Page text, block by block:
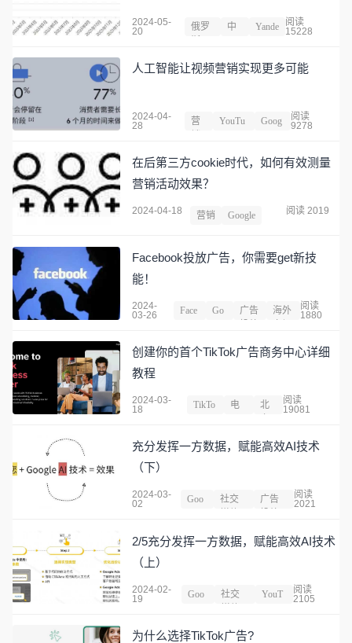
2024-05-
20
俄罗
中
Yande
阅读
15228
人工智能让视频营销实现更多可能
2024-04-
28
营
YouTu
Goog
阅读
9278
在后第三方cookie时代，如何有效测量
营销活动效果？
2024-04-18 营销 Google 阅读 2019
Facebook投放广告，你需要get新技
能！
2024-
03-26
Face
Go
广告
海外
阅读
1880
创建你的首个TikTok广告商务中心详细
教程
2024-03-
18
TikTo
电
北
阅读
19081
充分发挥一方数据，赋能高效AI技术
（下）
2024-03-
02
Goo
社交
广告
阅读
2021
2/5充分发挥一方数据，赋能高效AI技术
（上）
2024-02-
19
Goo
社交
YouT
阅读
2105
为什么选择TikTok广告?